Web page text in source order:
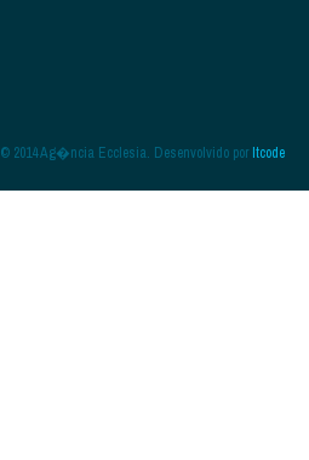
© 2014 Ag�ncia Ecclesia. Desenvolvido porItcode